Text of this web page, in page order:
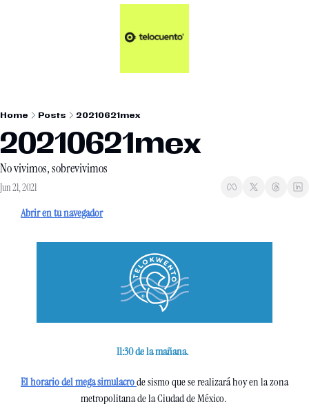
Artículos 📑
Plus 💎
Home Posts 20210621mex
20210621mex
No vivimos, sobrevivimos
Jun 21, 2021
Abrir en tu navegador
11:30 de la mañana.
El horario del mega simulacro de sismo que se realizará hoy en la zona
metropolitana de la Ciudad de México.